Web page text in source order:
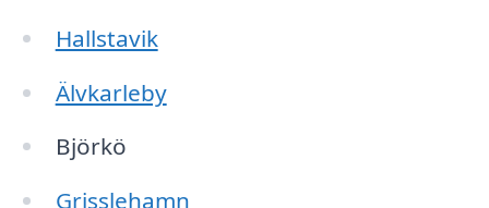
Hallstavik
Älvkarleby
Björkö
Grisslehamn